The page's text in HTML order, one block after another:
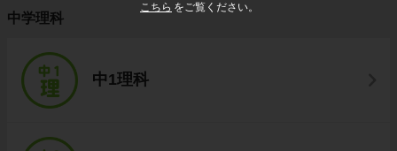
こちら をご覧ください。
中学理科
中1理科